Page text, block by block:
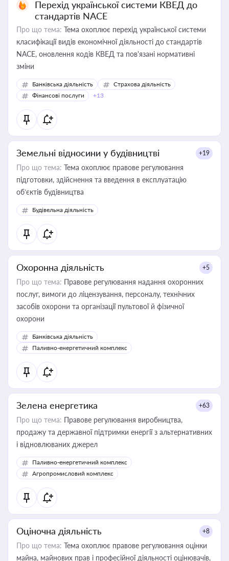
Перехід української системи КВЕД до
стандартів NACE
Про що тема: Тема охоплює перехід української системи
класифікації видів економічної діяльності до стандартів
NACE, оновлення кодів КВЕД та пов'язані нормативні
зміни
Банківська діяльність
Страхова діяльність
Фінансові послуги
+13
Земельні відносини у будівництві +19
Про що тема: Тема охоплює правове регулювання
підготовки, здійснення та введення в експлуатацію
об’єктів будівництва
Будівельна діяльність
Охоронна діяльність +5
Про що тема: Правове регулювання надання охоронних
послуг, вимоги до ліцензування, персоналу, технічних
засобів охорони та організації пультової й фізичної
охорони
Банківська діяльність
Паливно-енергетичний комплекс
Зелена енергетика +63
Про що тема: Правове регулювання виробництва,
продажу та державної підтримки енергії з альтернативних
і відновлюваних джерел
Паливно-енергетичний комплекс
Агропромисловий комплекс
Оціночна діяльність +8
Про що тема: Тема охоплює правове регулювання оцінки
майна, майнових прав і професійної діяльності оцінювачів,